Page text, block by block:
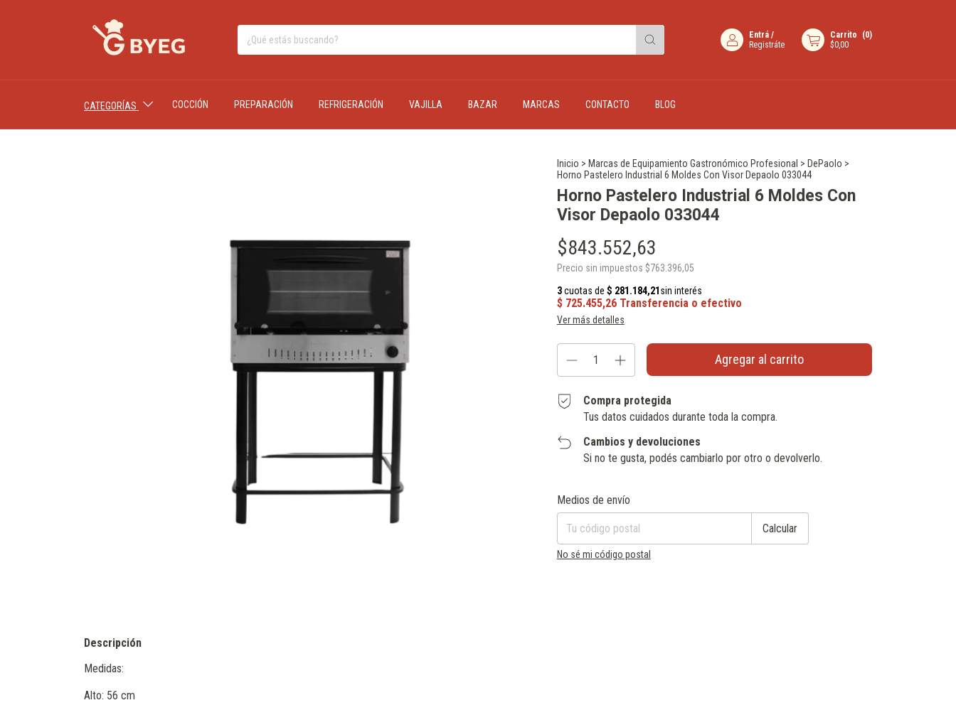
Entrá /
Registráte
Carrito (0)
$0,00
CATEGORÍAS COCCIÓN PREPARACIÓN REFRIGERACIÓN VAJILLA BAZAR MARCAS CONTACTO BLOG
Inicio > Marcas de Equipamiento Gastronómico Profesional > DePaolo >
Horno Pastelero Industrial 6 Moldes Con Visor Depaolo 033044
Horno Pastelero Industrial 6 Moldes Con
Visor Depaolo 033044
$843.552,63
Precio sin impuestos $763.396,05
Ver más detalles
Compra protegida
Tus datos cuidados durante toda la compra.
Cambios y devoluciones
Si no te gusta, podés cambiarlo por otro o devolverlo.
Entregas para el CP:
Medios de envío
Calcular
No sé mi código postal
Descripción
Medidas:
Alto: 56 cm